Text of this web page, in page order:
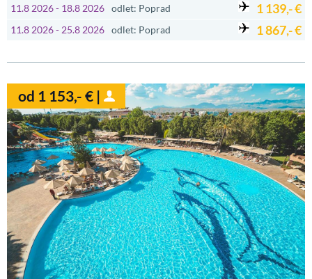
11.8 2026 - 18.8 2026 odlet: Poprad 1 139,- €
11.8 2026 - 25.8 2026 odlet: Poprad 1 867,- €
od 1 153,- € |